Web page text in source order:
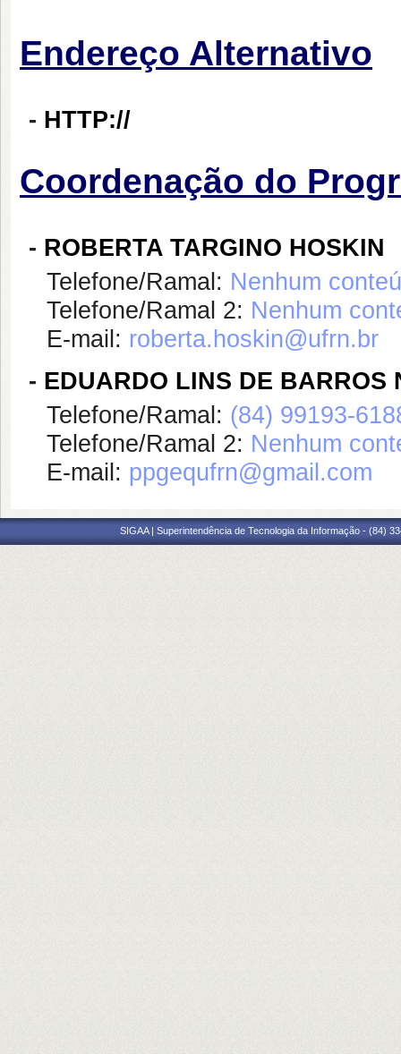
Endereço Alternativo
- HTTP://
Coordenação do
- ROBERTA TARGINO HOSKIN
Telefone/Ramal: Nenhum
Telefone/Ramal 2: Nenhum
E-mail: roberta.hoskin@ufrn.br
- EDUARDO LINS DE BARROS
Telefone/Ramal: (84) 99193-
Telefone/Ramal 2: Nenhum
E-mail: ppgequfrn@gmail.com
SIGAA | Superintendência de Tecnologia da Informação - (84)